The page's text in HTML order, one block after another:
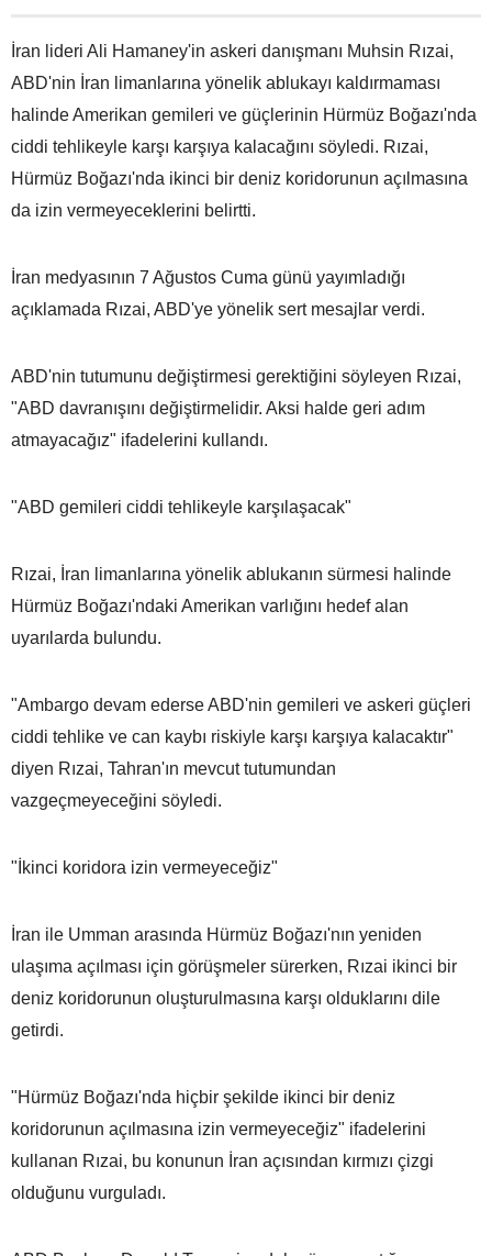
İran lideri Ali Hamaney'in askeri danışmanı Muhsin Rızai,
ABD'nin İran limanlarına yönelik ablukayı kaldırmaması
halinde Amerikan gemileri ve güçlerinin Hürmüz Boğazı'nda
ciddi tehlikeyle karşı karşıya kalacağını söyledi. Rızai,
Hürmüz Boğazı'nda ikinci bir deniz koridorunun açılmasına
da izin vermeyeceklerini belirtti.
İran medyasının 7 Ağustos Cuma günü yayımladığı
açıklamada Rızai, ABD'ye yönelik sert mesajlar verdi.
ABD'nin tutumunu değiştirmesi gerektiğini söyleyen Rızai,
"ABD davranışını değiştirmelidir. Aksi halde geri adım
atmayacağız" ifadelerini kullandı.
"ABD gemileri ciddi tehlikeyle karşılaşacak"
Rızai, İran limanlarına yönelik ablukanın sürmesi halinde
Hürmüz Boğazı'ndaki Amerikan varlığını hedef alan
uyarılarda bulundu.
"Ambargo devam ederse ABD'nin gemileri ve askeri güçleri
ciddi tehlike ve can kaybı riskiyle karşı karşıya kalacaktır"
diyen Rızai, Tahran'ın mevcut tutumundan
vazgeçmeyeceğini söyledi.
"İkinci koridora izin vermeyeceğiz"
İran ile Umman arasında Hürmüz Boğazı'nın yeniden
ulaşıma açılması için görüşmeler sürerken, Rızai ikinci bir
deniz koridorunun oluşturulmasına karşı olduklarını dile
getirdi.
"Hürmüz Boğazı'nda hiçbir şekilde ikinci bir deniz
koridorunun açılmasına izin vermeyeceğiz" ifadelerini
kullanan Rızai, bu konunun İran açısından kırmızı çizgi
olduğunu vurguladı.